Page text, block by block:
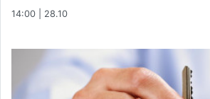
14:00 | 28.10